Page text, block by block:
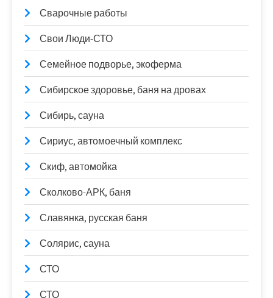
Сварочные работы
Свои Люди-СТО
Семейное подворье, экоферма
Сибирское здоровье, баня на дровах
Сибирь, сауна
Сириус, автомоечный комплекс
Скиф, автомойка
Сколково-АРК, баня
Славянка, русская баня
Солярис, сауна
СТО
СТО